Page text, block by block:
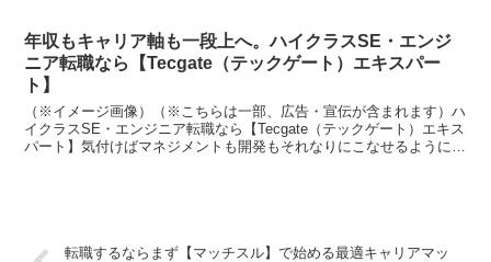
年収もキャリア軸も一段上へ。ハイクラスSE・エンジ
ニア転職なら【Tecgate（テックゲート）エキスパー
ト】
（※イメージ画像）（※こちらは一部、広告・宣伝が含まれます）ハ
イクラスSE・エンジニア転職なら【Tecgate（テックゲート）エキス
パート】気付けばマネジメントも開発もそれなりにこなせるようにな
転職するならまず【マッチスル】で始める最適キャリアマッ